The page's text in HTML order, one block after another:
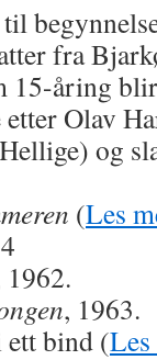
fra
15-åring
Olav
og
(Les
1962.
, 1963.
bind (